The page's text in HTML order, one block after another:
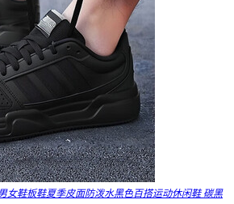
女鞋板鞋夏季皮面防泼水黑色百搭运动休闲鞋 碳黑